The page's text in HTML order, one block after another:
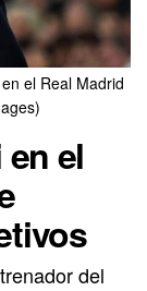
el Real Madrid
el
del